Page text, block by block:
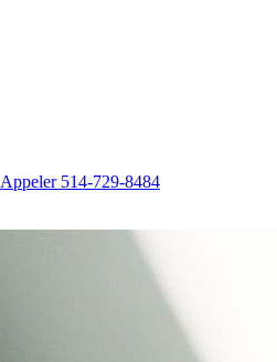
Appeler 514-729-8484